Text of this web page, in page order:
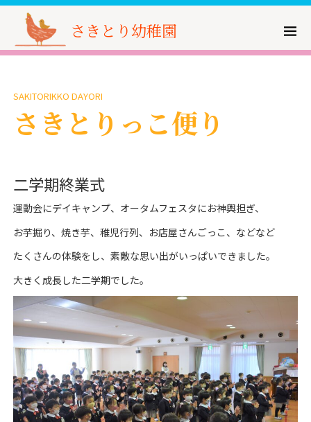
さきとり幼稚園
SAKITORIKKO DAYORI
さきとりっこ便り
二学期終業式
運動会にデイキャンプ、オータムフェスタにお神輿担ぎ、
お芋掘り、焼き芋、稚児行列、お店屋さんごっこ、などなど
たくさんの体験をし、素敵な思い出がいっぱいできました。
大きく成長した二学期でした。